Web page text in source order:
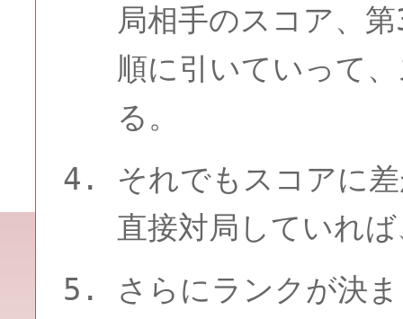
局相手のスコア、
順に引いていって
る。
それでもスコアに
直接対局していれ
さらにランクが決